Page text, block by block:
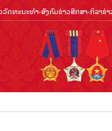
ວັດທະນະທຳ-ສັງຄົມຂ່າວສືກສາ-ກິລາຂ່